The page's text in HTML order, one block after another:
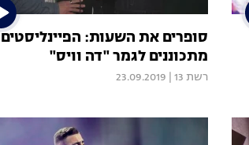
סופרים את השעות: הפיינליסטים
מתכוננים לגמר "דה וויס"
רשת 13 23.09.2019